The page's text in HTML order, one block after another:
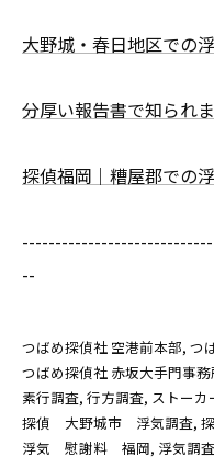
大野城・春日地区での
分厚い報告書で知られ
探偵福岡｜糟屋郡での
--
つばめ探偵社 空港前本部 つ
つばめ探偵社 赤坂大手門事
素行調査 行方調査 ストーカ
探偵 大野城市 浮気調査
浮気 慰謝料 福岡 浮気調